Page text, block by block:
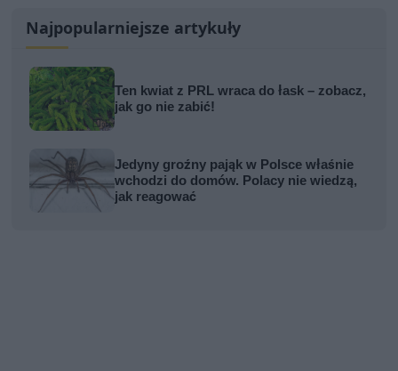
Najpopularniejsze artykuły
Ten kwiat z PRL wraca do łask – zobacz,
jak go nie zabić!
Jedyny groźny pająk w Polsce właśnie
wchodzi do domów. Polacy nie wiedzą,
jak reagować